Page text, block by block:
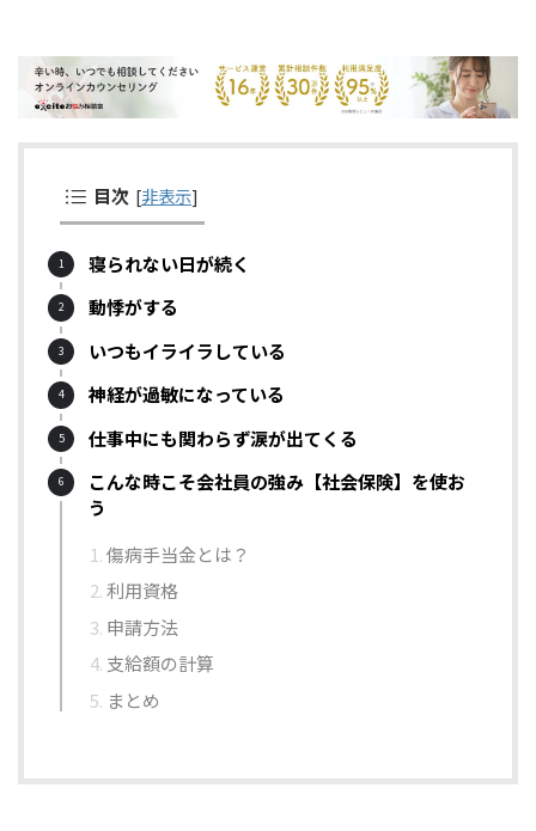
目次 [非表示]
寝られない日が続く
動悸がする
いつもイライラしている
神経が過敏になっている
仕事中にも関わらず涙が出てくる
こんな時こそ会社員の強み【社会保険】を使お
う
傷病手当金とは？
利用資格
申請方法
支給額の計算
まとめ